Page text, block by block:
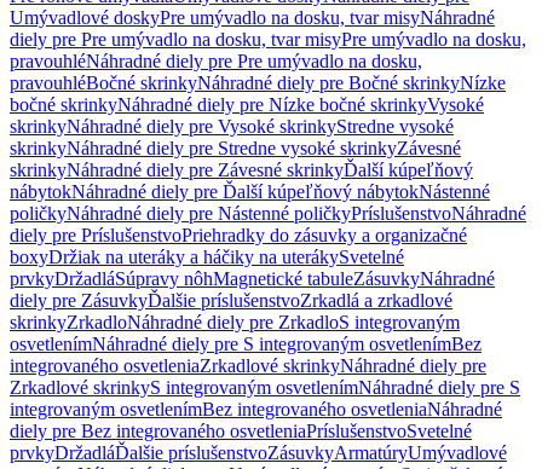
Umývadlové doskyPre umývadlo na dosku, tvar misyNáhradné
diely pre Pre umývadlo na dosku, tvar misyPre umývadlo na dosku,
pravouhléNáhradné diely pre Pre umývadlo na dosku,
pravouhléBočné skrinkyNáhradné diely pre Bočné skrinkyNízke
bočné skrinkyNáhradné diely pre Nízke bočné skrinkyVysoké
skrinkyNáhradné diely pre Vysoké skrinkyStredne vysoké
skrinkyNáhradné diely pre Stredne vysoké skrinkyZávesné
skrinkyNáhradné diely pre Závesné skrinkyĎalší kúpeľňový
nábytokNáhradné diely pre Ďalší kúpeľňový nábytokNástenné
poličkyNáhradné diely pre Nástenné poličkyPríslušenstvoNáhradné
diely pre PríslušenstvoPriehradky do zásuvky a organizačné
boxyDržiak na uteráky a háčiky na uterákySvetelné
prvkyDržadláSúpravy nôhMagnetické tabuleZásuvkyNáhradné
diely pre ZásuvkyĎalšie príslušenstvoZrkadlá a zrkadlové
skrinkyZrkadloNáhradné diely pre ZrkadloS integrovaným
osvetlenímNáhradné diely pre S integrovaným osvetlenímBez
integrovaného osvetleniaZrkadlové skrinkyNáhradné diely pre
Zrkadlové skrinkyS integrovaným osvetlenímNáhradné diely pre S
integrovaným osvetlenímBez integrovaného osvetleniaNáhradné
diely pre Bez integrovaného osvetleniaPríslušenstvoSvetelné
prvkyDržadláĎalšie príslušenstvoZásuvkyArmatúryUmývadlové